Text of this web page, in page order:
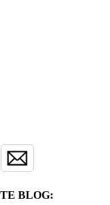
BLOG: